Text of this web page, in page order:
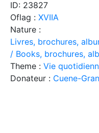
ID: 23827
Oflag : XVIIA
Nature :
Livres, brochures,
/ Books, brochures,
Theme : Vie
Donateur : Cuene-